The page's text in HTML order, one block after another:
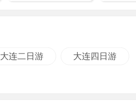
大连二日游 大连四日游